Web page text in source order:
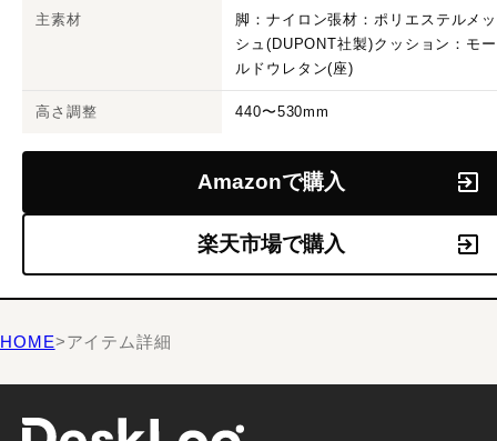
主素材
脚：ナイロン張材：ポリエステルメッ
シュ(DUPONT社製)クッション：モー
ルドウレタン(座)
高さ調整 440〜530mm
Amazonで購入
楽天市場で購入
HOME>アイテム詳細